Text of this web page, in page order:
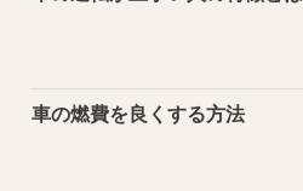
車の燃費を良くする方法